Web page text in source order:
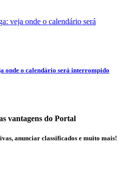
onde o calendário será interrompido
vantagens do Portal
anunciar classificados e muito mais!